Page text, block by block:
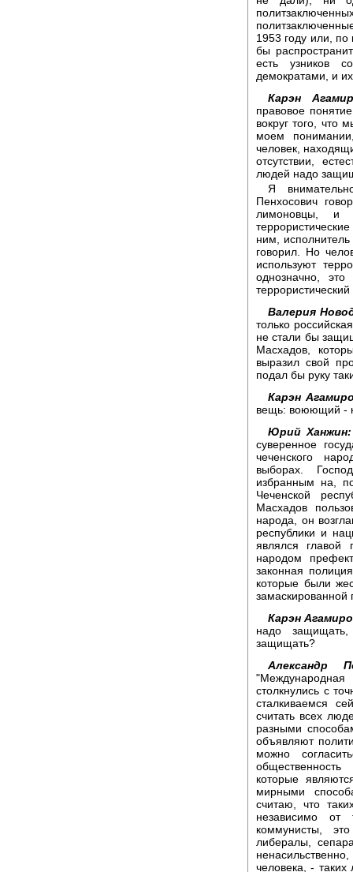
1953 году или,
бы
есть узников
демократами, и
Карэн
правовое
вокруг того,
моем
человек,
отсутствии,
людей надо
Я
Пенхосович
лимоновцы, и
ним,
говорил. Но
используют
однозначно,
Валерия
только
не стали бы
Масхадов,
выразил свой
подал бы руку
Карэн
вещь: воюющий -
Юрий Ханжин:
суверенное
чеченского
выборах.
избранным на,
Чеченской
Масхадов
народа, он
республики и
являлся главой
народом
законная
которые были
замаскированной
Карэн
надо
защищать?
Александр
"Международная
столкнулись с
сталкиваемся
считать всех
разными
объявляют
можно
которые
мирными
считаю, что
независимо
коммунисты,
либералы,
человека, -